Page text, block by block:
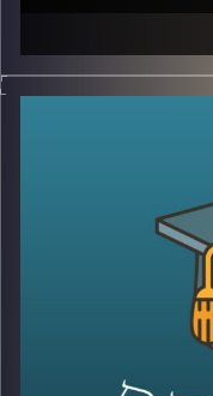
לזירת לאחד ממוקדי
טוב יותר את